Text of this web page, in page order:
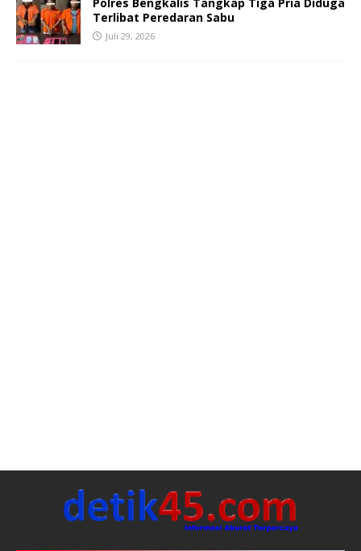
Terlibat Peredaran Sabu
Juli 29, 2026